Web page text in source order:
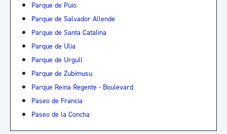
Parque de Puio
Parque de Salvador Allende
Parque de Santa Catalina
Parque de Ulia
Parque de Urgull
Parque de Zubimusu
Parque Reina Regente - Boulevard
Paseo de Francia
Paseo de la Concha